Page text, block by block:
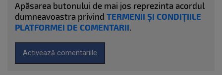
Apăsarea butonului de mai jos reprezinta acordul
dumneavoastra privind TERMENII ȘI CONDIȚIILE
PLATFORMEI DE COMENTARII.
Activează comentariile